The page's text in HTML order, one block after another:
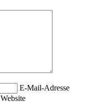
E-Mail-Adresse
Website